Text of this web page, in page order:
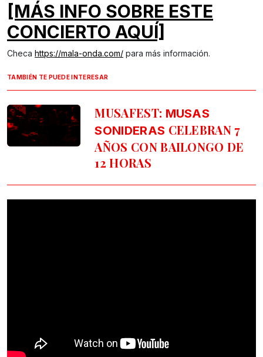
[MÁS INFO SOBRE ESTE
CONCIERTO AQUÍ]
Checa https://mala-onda.com/ para más información.
TAMBIÉN TE PUEDE INTERESAR
MUSAFEST: MUSAS
SONIDERAS CELEBRAN 7
AÑOS CON BAILONGO DE
12 HORAS